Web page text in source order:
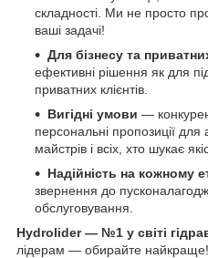
складності. Ми не просто
ваші задачі!
Для бізнесу та
ефективні рішення як для
приватних клієнтів.
Вигідні умови —
персональні пропозиції для
майстрів і всіх, хто шукає
Надійність на кожному
звернення до
обслуговування.
Hydrolider — №1 у світі
лідерам — обирайте найкраще!